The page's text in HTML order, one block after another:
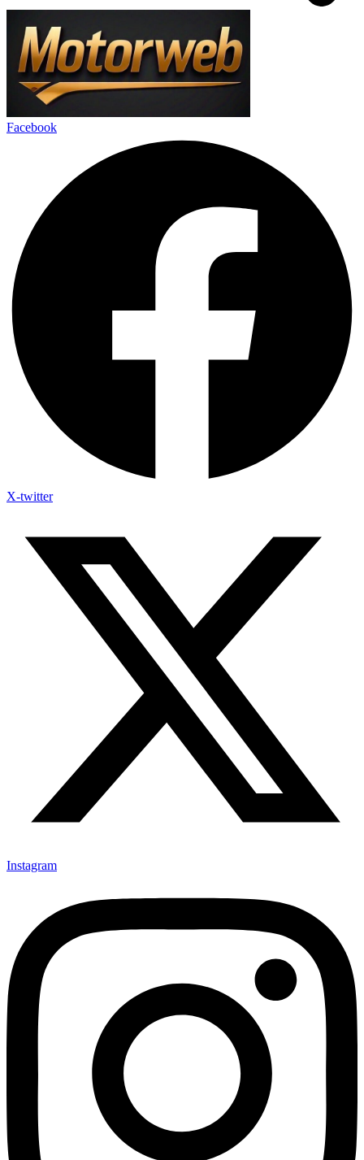
Facebook
X-twitter
Instagram